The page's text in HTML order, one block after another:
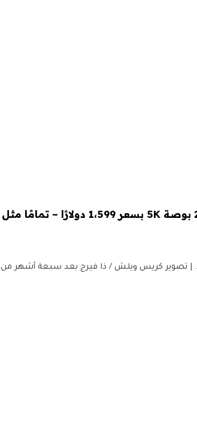
تسعير Samsung شاشتها مقاس 27 بوصة 5K بسعر 1،599 دولارًا – تمامًا مثل
ViewFinity S9 هي شاشة مقاس 27 بوصة 5K. | تصوير كريس ويلش / ذا فيرج بعد سبعة أشهر من